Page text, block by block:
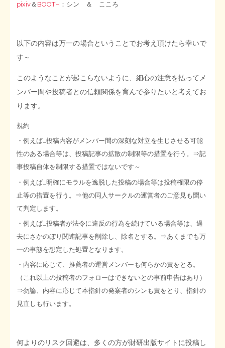
pixiv＆ BOOTH ：シン ＆ こころ
以下の内容は万一の場合ということでお考え頂けたら幸いで
す～
このようなことが起こらないように、細心の注意を払ってメ
ンバー間や投稿者との信頼関係を育んで参りたいと考えてお
ります。
規約
・例えば…投稿内容がメンバー間の深刻な対立を生じさせる可能
性のある場合等は、投稿記事の拡散の制限等の措置を行う。⇒記
事投稿自体を制限する措置ではないです～
・例えば…明確にモラルを逸脱した投稿の場合等は投稿権限の停
止等の措置を行う。⇒他の同人サークルの運営者のご意見も聞い
て判定します。
・例えば…投稿者が法令に違反の行為を続けている場合等は、過
去にさかのぼり関連記事を削除し、除名とする。⇒あくまでも万
一の事態を想定した処置となります。
・内容に応じて、推薦者の運営メンバーも何らかの責をとる。
（これ以上の投稿者のフォローはできないとの事前申告はあり）
⇒勿論、内容に応じて本指針の発案者のシンも責をとり、指針の
見直しも行います。
何よりのリスク回避は、多くの方が財研出版サイトに投稿し